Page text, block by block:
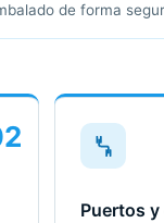
de forma
Puertos